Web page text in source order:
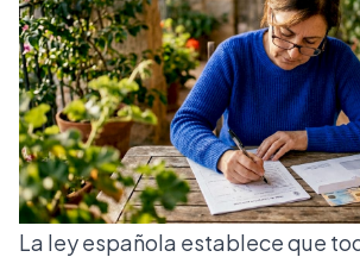
La ley española establece que